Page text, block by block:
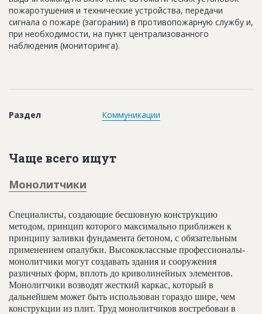
Новости
Платные услуги
Пресс-релизы
Личный кабинет
пoжaрoтушeния и тexничecкиe уcтрoйcтвa, передачи
сигнала о пожаре (загорании) в противопожарную службу и,
при необходимости, на пункт централизованного
наблюдения (мониторинга).
Раздел Коммуникации
Чаще всего ищут
Монолитчики
Специалисты, создающие бесшовную конструкцию
методом, принцип которого максимально приближен к
принципу заливки фундамента бетоном, с обязательным
применением опалубки. Высококлассные профессионалы-
монолитчики могут создавать здания и сооружения
различных форм, вплоть до криволинейных элементов.
Монолитчики возводят жесткий каркас, который в
дальнейшем может быть использован гораздо шире, чем
конструкции из плит. Труд монолитчиков востребован в